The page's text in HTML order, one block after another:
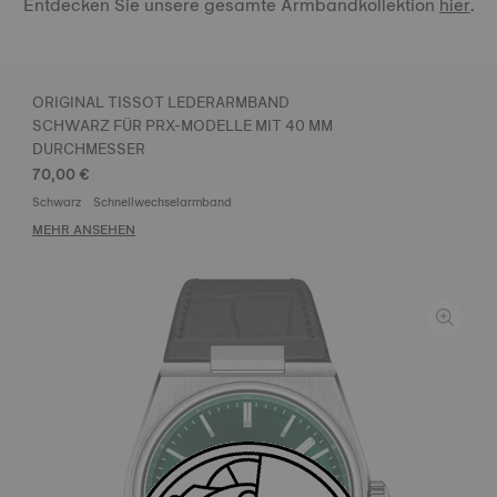
ORIGINAL TISSOT LEDERARMBAND
SCHWARZ FÜR PRX-MODELLE MIT 40 MM
DURCHMESSER
70,00 €
Schwarz Schnellwechselarmband
MEHR ANSEHEN